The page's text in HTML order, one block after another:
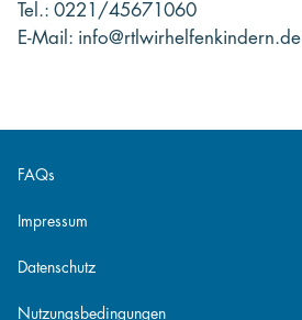
Tel.: 0221/45671060
E-Mail: info@rtlwirhelfenkindern.de
FAQs
Impressum
Datenschutz
Nutzungsbedingungen